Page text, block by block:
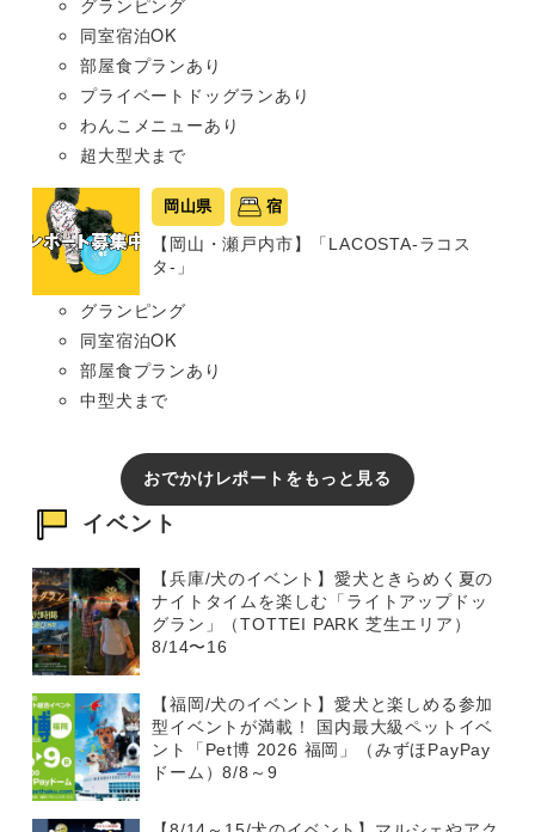
同室宿泊OK
部屋食プランあり
プライベートドッグランあり
わんこメニューあり
超大型犬まで
岡山県 宿
【岡山・瀬戸内市】「LACOSTA-ラコス
タ-」
グランピング
同室宿泊OK
部屋食プランあり
中型犬まで
おでかけレポートをもっと見る
イベント
【兵庫/犬のイベント】愛犬ときらめく夏の
ナイトタイムを楽しむ「ライトアップドッ
グラン」（TOTTEI PARK 芝生エリア）
8/14〜16
【福岡/犬のイベント】愛犬と楽しめる参加
型イベントが満載！ 国内最大級ペットイベ
ント「Pet博 2026 福岡」（みずほPayPay
ドーム）8/8～9